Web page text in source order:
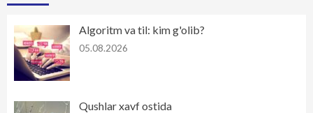
Algoritm va til: kim g'olib?
05.08.2026
Qushlar xavf ostida